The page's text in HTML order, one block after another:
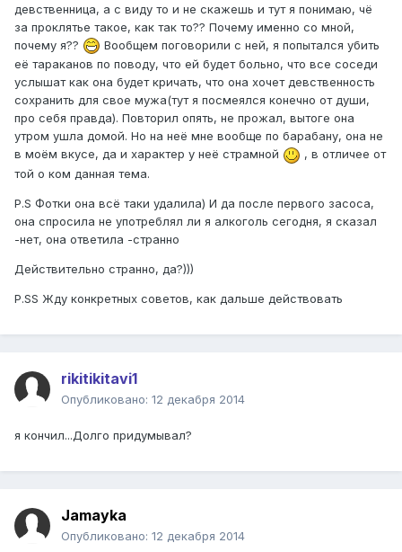
девственница, а с виду то и не скажешь и тут я понимаю, чё
за проклятье такое, как так то?? Почему именно со мной,
почему я??
Вообщем поговорили с ней, я попытался убить
её тараканов по поводу, что ей будет больно, что все соседи
услышат как она будет кричать, что она хочет девственность
сохранить для свое мужа(тут я посмеялся конечно от души,
про себя правда). Повторил опять, не прожал, вытоге она
утром ушла домой. Но на неё мне вообще по барабану, она не
в моём вкусе, да и характер у неё страмной
, в отличее от
той о ком данная тема.
P.S Фотки она всё таки удалила) И да после первого засоса,
она спросила не употреблял ли я алкоголь сегодня, я сказал
-нет, она ответила -странно
Действительно странно, да?)))
P.SS Жду конкретных советов, как дальше действовать
rikitikitavi1
Опубликовано: 12 декабря 2014
я кончил...Долго придумывал?
Jamayka
Опубликовано: 12 декабря 2014